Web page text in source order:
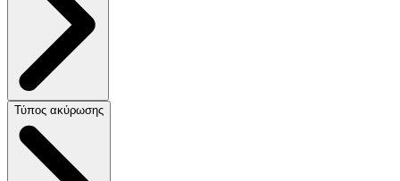
Τύπος ακύρωσης